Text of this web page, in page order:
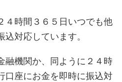
４時間３６５日いつでも他
対応しています。
融機関か、同ように２４時
口座にお金を即時に振込対